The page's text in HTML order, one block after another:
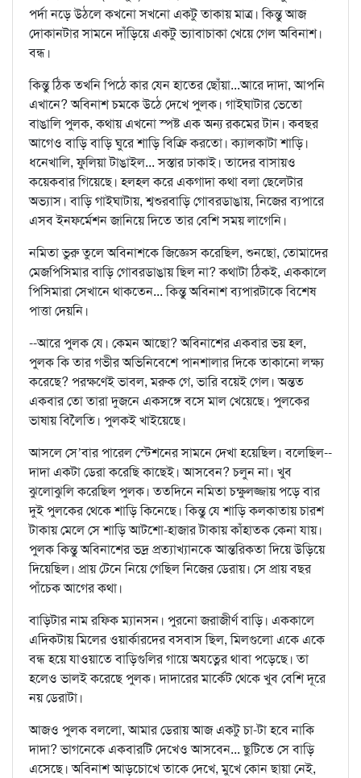
পর্দা নড়ে উঠলে কখনো সখনো একটু তাকায় মাত্র। কিন্তু আজ
দোকানটার সামনে দাঁড়িয়ে একটু ভ্যাবাচাকা খেয়ে গেল অবিনাশ।
বন্ধ।
কিন্তু ঠিক তখনি পিঠে কার যেন হাতের ছোঁয়া...আরে দাদা, আপনি
এখানে? অবিনাশ চমকে উঠে দেখে পুলক। গাইঘাটার ভেতো
বাঙালি পুলক, কথায় এখনো স্পষ্ট এক অন্য রকমের টান। কবছর
আগেও বাড়ি বাড়ি ঘুরে শাড়ি বিক্রি করতো। ক্যালকাটা শাড়ি।
ধনেখালি, ফুলিয়া টাঙাইল... সস্তার ঢাকাই। তাদের বাসায়ও
কয়েকবার গিয়েছে। হলহল করে একগাদা কথা বলা ছেলেটার
অভ্যাস। বাড়ি গাইঘাটায়, শ্বশুরবাড়ি গোবরডাঙায়, নিজের ব্যপারে
এসব ইনফর্মেশন জানিয়ে দিতে তার বেশি সময় লাগেনি।
নমিতা ভুরু তুলে অবিনাশকে জিজ্ঞেস করেছিল, শুনছো, তোমাদের
মেজপিসিমার বাড়ি গোবরডাঙায় ছিল না? কথাটা ঠিকই, এককালে
পিসিমারা সেখানে থাকতেন... কিন্তু অবিনাশ ব্যপারটাকে বিশেষ
পাত্তা দেয়নি।
--আরে পুলক যে। কেমন আছো? অবিনাশের একবার ভয় হল,
পুলক কি তার গভীর অভিনিবেশে পানশালার দিকে তাকানো লক্ষ্য
করেছে? পরক্ষণেই ভাবল, মরুক গে, ভারি বয়েই গেল। অন্তত
একবার তো তারা দুজনে একসঙ্গে বসে মাল খেয়েছে। পুলকের
ভাষায় বিলৈতি। পুলকই খাইয়েছে।
আসলে সে’বার পারেল স্টেশনের সামনে দেখা হয়েছিল। বলেছিল--
দাদা একটা ডেরা করেছি কাছেই। আসবেন? চলুন না। খুব
ঝুলোঝুলি করেছিল পুলক। ততদিনে নমিতা চক্ষুলজ্জায় পড়ে বার
দুই পুলকের থেকে শাড়ি কিনেছে। কিন্তু যে শাড়ি কলকাতায় চারশ
টাকায় মেলে সে শাড়ি আটশো-হাজার টাকায় কাঁহাতক কেনা যায়।
পুলক কিন্তু অবিনাশের ভদ্র প্রত্যাখ্যানকে আন্তরিকতা দিয়ে উড়িয়ে
দিয়েছিল। প্রায় টেনে নিয়ে গেছিল নিজের ডেরায়। সে প্রায় বছর
পাঁচেক আগের কথা।
বাড়িটার নাম রফিক ম্যানসন। পুরনো জরাজীর্ণ বাড়ি। এককালে
এদিকটায় মিলের ওয়ার্কারদের বসবাস ছিল, মিলগুলো একে একে
বন্ধ হয়ে যাওয়াতে বাড়িগুলির গায়ে অযত্নের থাবা পড়েছে। তা
হলেও ভালই করেছে পুলক। দাদারের মার্কেট থেকে খুব বেশি দূরে
নয় ডেরাটা।
আজও পুলক বললো, আমার ডেরায় আজ একটু চা-টা হবে নাকি
দাদা? ভাগনেকে একবারটি দেখেও আসবেন... ছুটিতে সে বাড়ি
এসেছে। অবিনাশ আড়চোখে তাকে দেখে, মুখে কোন ছায়া নেই,